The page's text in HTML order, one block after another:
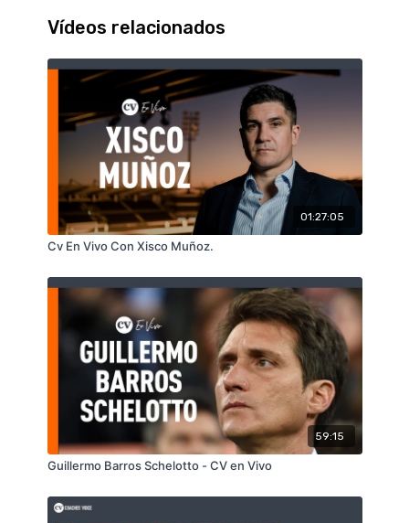
Vídeos relacionados
01:27:05
Cv En Vivo Con Xisco Muñoz.
59:15
Guillermo Barros Schelotto - CV en Vivo